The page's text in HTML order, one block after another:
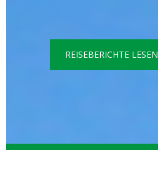
REISEBERICHTE LESEN